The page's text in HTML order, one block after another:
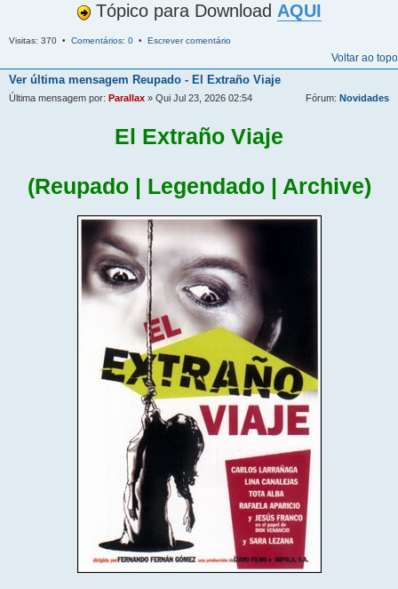
Tópico para Download AQUI
Visitas: 370 • Comentários: 0 • Escrever comentário
Voltar ao topo
Ver última mensagem Reupado - El Extraño Viaje
Última mensagem por: Parallax » Qui Jul 23, 2026 02:54 Fórum: Novidades
El Extraño Viaje
(Reupado | Legendado | Archive)